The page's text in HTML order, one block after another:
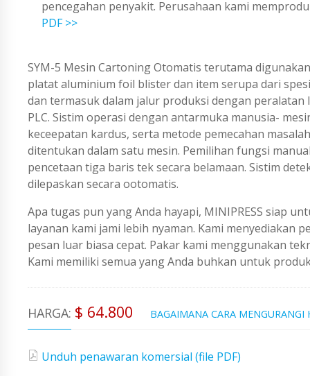
pencegahan penyakit. Perusahaan kami
PDF >>
SYM-5 Mesin Cartoning Otomatis terutama
platat aluminium foil blister dan item serupa dari
dan termasuk dalam jalur produksi dengan
PLC. Sistim operasi dengan antarmuka manusia-
keceepatan kardus, serta metode pemecahan
ditentukan dalam satu mesin. Pemilihan fungsi
pencetaan tiga baris tek secara belamaan. Sistim
dilepaskan secara ootomatis.
Apa tugas pun yang Anda hayapi, MINIPRESS siap
layanan kami jami lebih nyaman. Kami menyediakan
pesan luar biasa cepat. Pakar kami menggunakan
Kami memiliki semua yang Anda buhkan untuk
HARGA: $ 64.800 BAGAIMANA CARA MENGURANGI
Unduh penawaran komersial (file PDF)